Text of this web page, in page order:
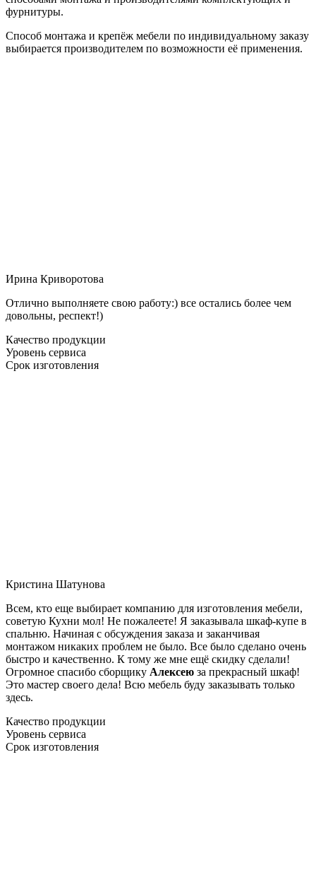
фурнитуры.
Способ монтажа и крепёж мебели по индивидуальному заказу
выбирается производителем по возможности её применения.
Ирина Криворотова
Отлично выполняете свою работу:) все остались более чем
довольны, респект!)
Качество продукции
Уровень сервиса
Срок изготовления
Кристина Шатунова
Всем, кто еще выбирает компанию для изготовления мебели,
советую Кухни мол! Не пожалеете! Я заказывала шкаф-купе в
спальню. Начиная с обсуждения заказа и заканчивая
монтажом никаких проблем не было. Все было сделано очень
быстро и качественно. К тому же мне ещё скидку сделали!
Огромное спасибо сборщику Алексею за прекрасный шкаф!
Это мастер своего дела! Всю мебель буду заказывать только
здесь.
Качество продукции
Уровень сервиса
Срок изготовления